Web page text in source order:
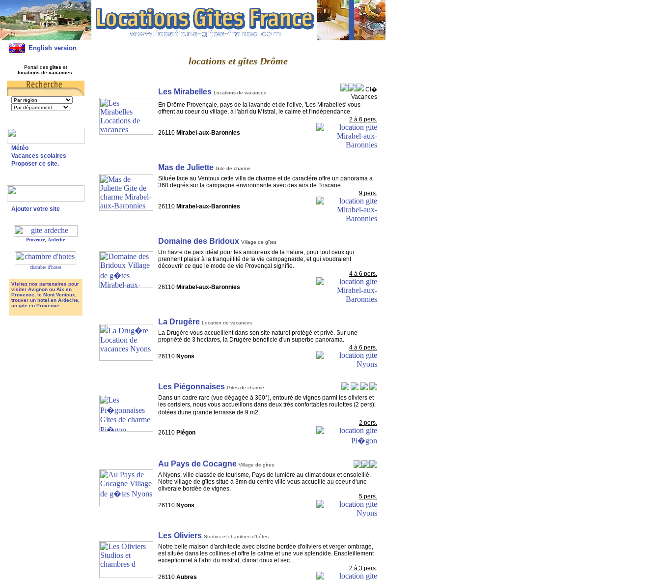
English version
Portail des gîtes et
locations de vacances
Météo
Vacances scolaires
Proposer ce site.
Ajouter votre site
Provence Ardeche
chambre d'hotes
Visitez nos partenaires pour
visiter Avignonou Aix en
Provence, le Mont Ventoux
trouver un hotel en Ardeche,
un gite en Provence.
locations et gîtes Drôme
Les Mirabelles Locations de vacances
Cl�
Vacances
En Drôme Provençale, pays de la lavande et de l'olive, 'Les Mirabelles' vous
offrent au coeur du village, à l'abri du Mistral, le calme et l'indépendance.
26110 Mirabel-aux-Baronnies
2 à 6 pers.
Mas de Juliette Gite de charme
Située face au Ventoux cette villa de charme et de caractére offre un panorama a
360 degrés sur la campagne environnante avec des airs de Toscane.
26110 Mirabel-aux-Baronnies
9 pers.
Domaine des Bridoux Village de gîtes
Un havre de paix idéal pour les amoureux de la nature, pour tout ceux qui
prennent plaisir à la tranquillité de la vie campagnarde, et qui voudraient
découvrir ce que le mode de vie Provençal signifie.
26110 Mirabel-aux-Baronnies
4 à 6 pers.
La Drugère Location de vacances
La Drugère vous accueillent dans son site naturel protégé et privé. Sur une
propriété de 3 hectares, la Drugère bénéficie d'un superbe panorama.
26110 Nyons
4 à 6 pers.
Les Piégonnaises Gites de charme
Dans un cadre rare (vue dégagée à 360°), entouré de vignes parmi les oliviers et
les cerisiers, nous vous accueillons dans deux très confortables roulottes (2 pers),
dotées dune grande terrasse de 9 m2.
26110 Piégon
2 pers.
Au Pays de Cocagne Village de gîtes
A Nyons, ville classée de tourisme, Pays de lumière au climat doux et ensoleillé.
Notre village de gîtes situé à 3mn du centre ville vous accueille au coeur d'une
oliveraie bordée de vignes.
26110 Nyons
5 pers.
Les Oliviers Studios et chambres d'hôtes
Notre belle maison d'architecte avec piscine bordée d'oliviers et verger ombragé,
est située dans les collines et offre le calme et une vue splendide. Ensoleillement
exceptionnel à l'abri du mistral, climat doux et sec...
26110 Aubres
2 à 3 pers.